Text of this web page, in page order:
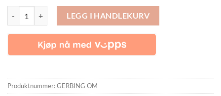
LEGG I HANDLEKURV
Produktnummer:GERBING OM